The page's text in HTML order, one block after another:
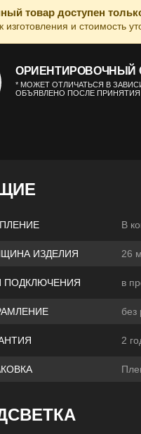
товар доступен
изготовления и стоимость
ОРИЕНТИРОВОЧНЫЙ
* МОЖЕТ ОТЛИЧАТЬСЯ В
ОБЪЯВЛЕНО ПОСЛЕ ПРИНЯТИЯ
В
ИЗДЕЛИЯ 26
ПОДКЛЮЧЕНИЯ в
без
2